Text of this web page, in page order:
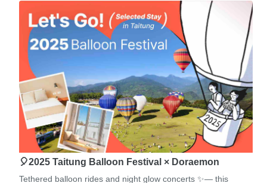
🎈2025 Taitung Balloon Festival × Doraemon
Tethered balloon rides and night glow concerts ✨— this